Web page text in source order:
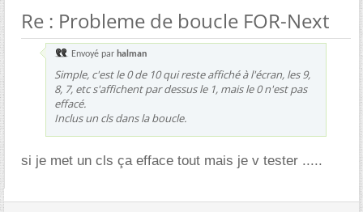
Re : Probleme de boucle FOR-Next
Envoyé par halman
Simple, c'est le 0 de 10 qui reste affiché à l'écran, les 9,
8, 7, etc s'affichent par dessus le 1, mais le 0 n'est pas
effacé.
Inclus un cls dans la boucle.
si je met un cls ça efface tout mais je v tester .....